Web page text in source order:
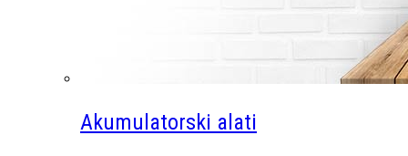
Akumulatorski alati